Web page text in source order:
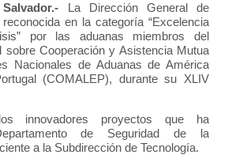
La Dirección General de
en la categoría “Excelencia
por las aduanas miembros del
sobre Cooperación y Asistencia Mutua
Nacionales de Aduanas de América
(COMALEP), durante su XLIV
innovadores proyectos que ha
de Seguridad de la
a la Subdirección de Tecnología.